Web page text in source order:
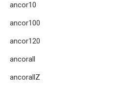
ancor10
ancor100
ancor120
ancorall
ancorallZ